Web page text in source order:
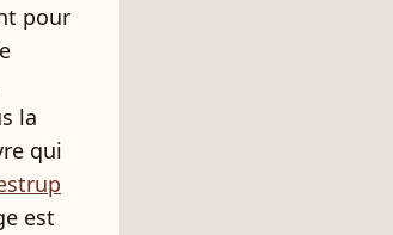
pour
la
qui
est